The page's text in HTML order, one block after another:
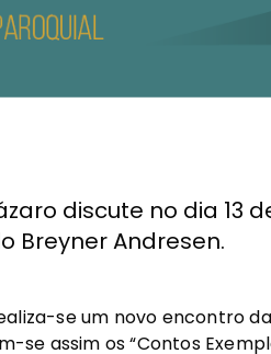
discute no dia 13
Breyner Andresen.
se um novo encontro
se assim os “Contos